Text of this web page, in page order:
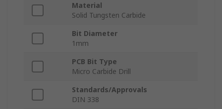
Material
Solid Tungsten Carbide
Bit Diameter
1mm
PCB Bit Type
Micro Carbide Drill
Standards/Approvals
DIN 338